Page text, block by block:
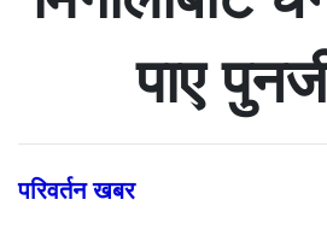
पाए
परिवर्तन खबर